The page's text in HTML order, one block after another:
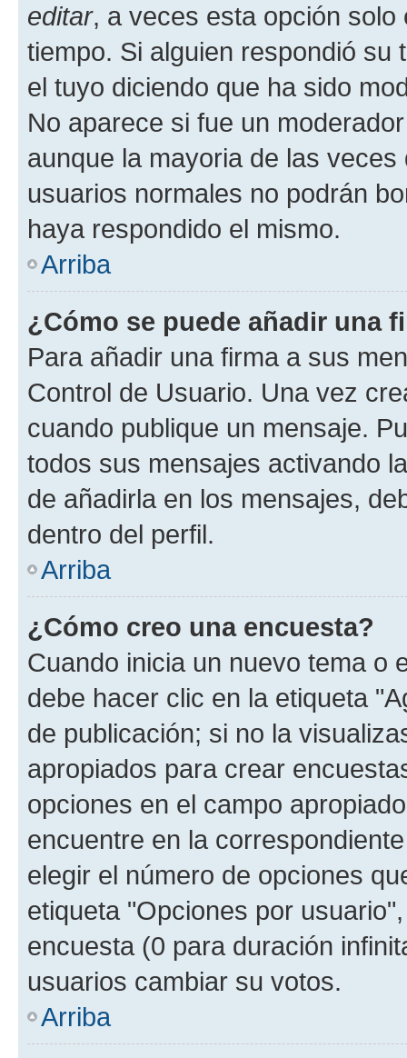
editar, a veces esta opción
tiempo. Si alguien respondió
el tuyo diciendo que ha sido
No aparece si fue un
aunque la mayoria de las
usuarios normales no podrán
haya respondido el mismo.
Arriba
¿Cómo se puede añadir una
Para añadir una firma a sus
Control de Usuario. Una vez
cuando publique un mensaje.
todos sus mensajes activando
de añadirla en los mensajes,
dentro del perfil.
Arriba
¿Cómo creo una encuesta?
Cuando inicia un nuevo tema o
debe hacer clic en la etiqueta
de publicación; si no la
apropiados para crear
opciones en el campo
encuentre en la
elegir el número de opciones
etiqueta "Opciones por
encuesta (0 para duración
usuarios cambiar su votos.
Arriba